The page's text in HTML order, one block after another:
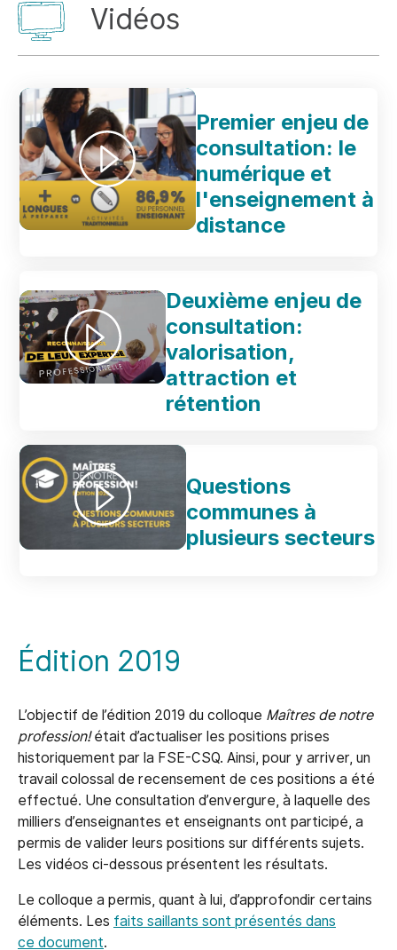
Vidéos
Premier enjeu de
consultation: le
numérique et
l'enseignement à
distance
Deuxième enjeu de
consultation:
valorisation,
attraction et
rétention
Questions
communes à
plusieurs secteurs
Édition 2019
L’objectif de l’édition 2019 du colloque Maîtres de notre
profession!était d’actualiser les positions prises
historiquement par la FSE-CSQ. Ainsi, pour y arriver, un
travail colossal de recensement de ces positions a été
effectué. Une consultation d’envergure, à laquelle des
milliers d’enseignantes et enseignants ont participé, a
permis de valider leurs positions sur différents sujets.
Les vidéos ci-dessous présentent les résultats.
Le colloque a permis, quant à lui, d’approfondir certains
éléments. Les faits saillants sont présentés dans
ce document.